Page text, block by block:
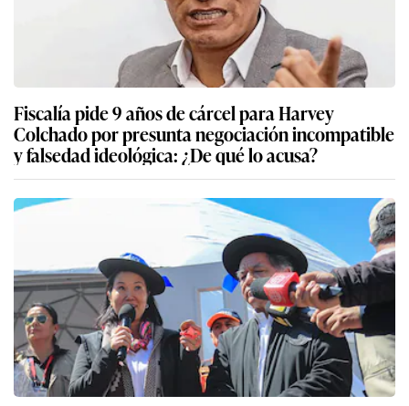
Fiscalía pide 9 años de cárcel para Harvey
Colchado por presunta negociación incompatible
y falsedad ideológica: ¿De qué lo acusa?